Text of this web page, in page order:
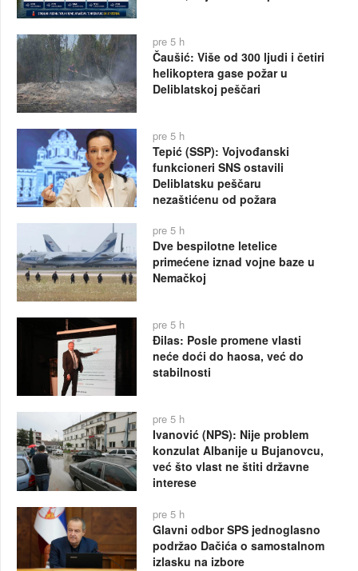
pre 5 h
Čaušić: Više od 300 ljudi i četiri
helikoptera gase požar u
Deliblatskoj peščari
pre 5 h
Tepić (SSP): Vojvođanski
funkcioneri SNS ostavili
Deliblatsku peščaru
nezaštićenu od požara
pre 5 h
Dve bespilotne letelice
primećene iznad vojne baze u
Nemačkoj
pre 5 h
Đilas: Posle promene vlasti
neće doći do haosa, već do
stabilnosti
pre 5 h
Ivanović (NPS): Nije problem
konzulat Albanije u Bujanovcu,
već što vlast ne štiti državne
interese
pre 5 h
Glavni odbor SPS jednoglasno
podržao Dačića o samostalnom
izlasku na izbore